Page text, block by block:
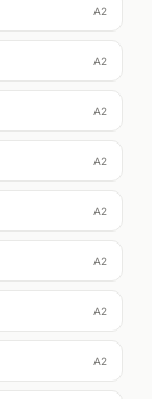
A2
A2
A2
A2
A2
A2
A2
A2